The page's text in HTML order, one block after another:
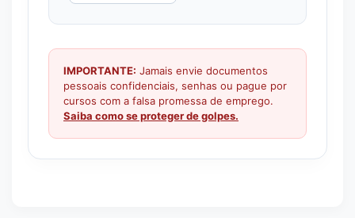
IMPORTANTE: Jamais envie documentos
pessoais confidenciais, senhas ou pague por
cursos com a falsa promessa de emprego.
Saiba como se proteger de golpes.